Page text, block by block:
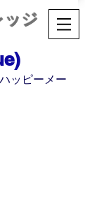
ッジ
ッピーメー